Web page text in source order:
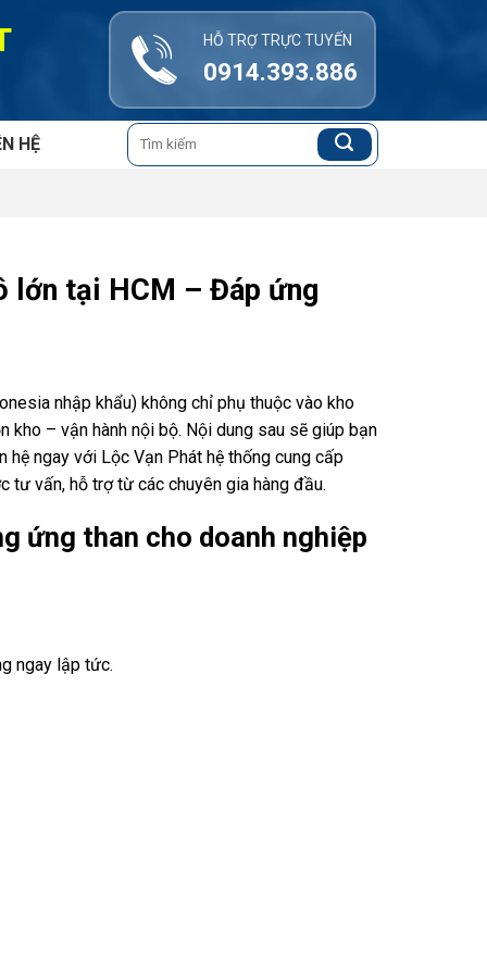
HỖ TRỢ TRỰC TUYẾN
0914.393.886
HỆ
Tìm
kiếm:
lớn tại HCM – Đáp ứng
nhập khẩu) không chỉ phụ thuộc vào kho
– vận hành nội bộ. Nội dung sau sẽ giúp bạn
hệ ngay với Lộc Vạn Phát hệ thống cung cấp
tư vấn, hỗ trợ từ các chuyên gia hàng đầu.
ứng than cho doanh nghiệp
ngay lập tức.